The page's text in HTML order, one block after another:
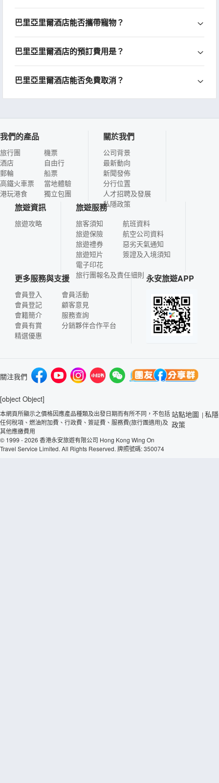
巴里亞里爾酒店能否攜帶寵物？
巴里亞里爾酒店的預訂費用是？
巴里亞里爾酒店能否免費取消？
我們的產品
旅行團
酒店
郵輪
高鐵火車票
港玩港食
機票
自由行
船票
當地體驗
獨立包團
關於我們
公司背景
最新動向
新聞發佈
分行位置
人才招聘及發展
私隱政策
旅遊資訊
旅遊攻略
旅遊服務
旅客須知
旅遊保險
旅遊禮券
旅遊短片
電子印花
航班資料
航空公司資料
惡劣天氣通知
簽證及入境須知
旅行團報名及責任細則
更多服務與支援
會員登入
會員登記
會籍簡介
會員有賞
精選優惠
會員活動
顧客意見
服務查詢
分銷夥伴合作平台
永安旅遊APP
關注我們
[object Object]
本網頁所顯示之價格因應產品種類及出發日期而有所不同，不包括
任何稅項、燃油附加費、行政費、簽証費、服務費(旅行團適用)及
其他應繳費用
© 1999 - 2026 香港永安旅遊有限公司 Hong Kong Wing On
Travel Service Limited. All Rights Reserved. 牌照號碼: 350074
站點地圖 | 私隱
政策